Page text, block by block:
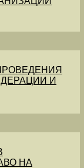
И
НА